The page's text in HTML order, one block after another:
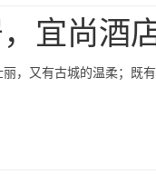
宜尚酒
，又有古城的温柔；既